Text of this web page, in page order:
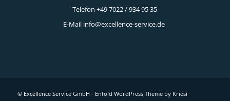
Telefon +49 7022 / 934 95 35
E-Mail info@excellence-service.de
© Excellence Service GmbH - Enfold WordPress Theme by Kriesi